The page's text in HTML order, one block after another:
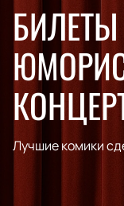
Лучшие комики